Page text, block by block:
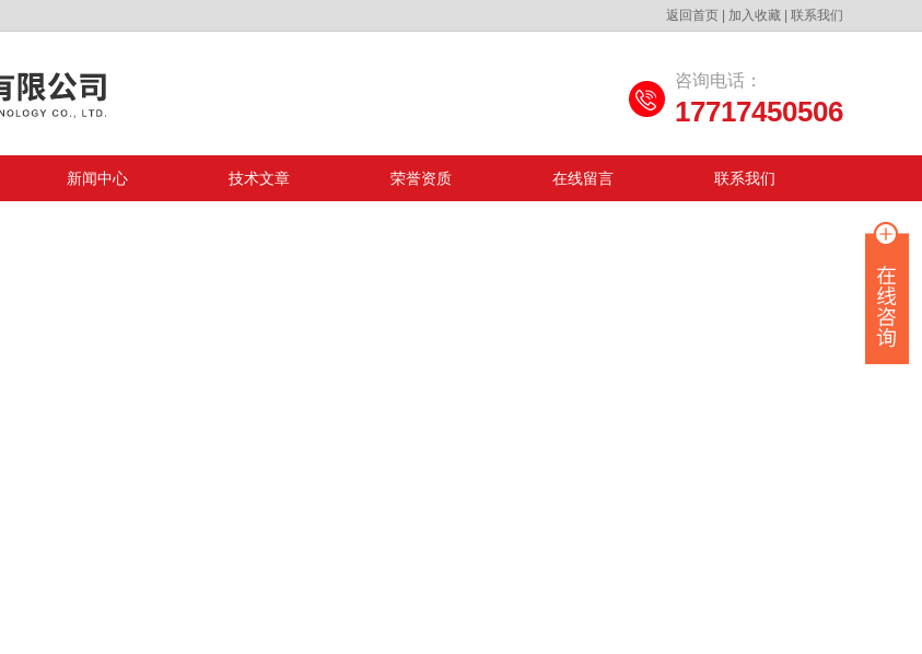
返回首页 加入收藏 联系我们
咨询电话：
17717450506
新闻中心 技术文章 荣誉资质 在线留言 联系我们